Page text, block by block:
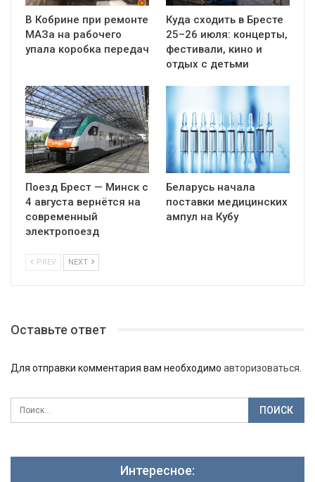
В Кобрине при ремонте
МАЗа на рабочего
упала коробка передач
Куда сходить в Бресте
25–26 июля: концерты,
фестивали, кино и
отдых с детьми
Поезд Брест — Минск с
4 августа вернётся на
современный
электропоезд
Беларусь начала
поставки медицинских
ампул на Кубу
PREV NEXT
Оставьте ответ
Для отправки комментария вам необходимо авторизоваться
Интересное: